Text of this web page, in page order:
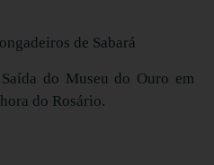
de Sabará
do Museu do Ouro em
do Rosário.